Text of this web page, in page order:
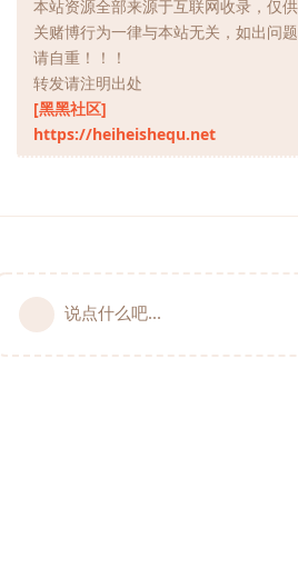
本站资源全部来源于互联网收录，仅
关赌博行为一律与本站无关，如出问
请自重！！！
转发请注明出处
[黑黑社区]
https://heiheishequ.net
说点什么吧...